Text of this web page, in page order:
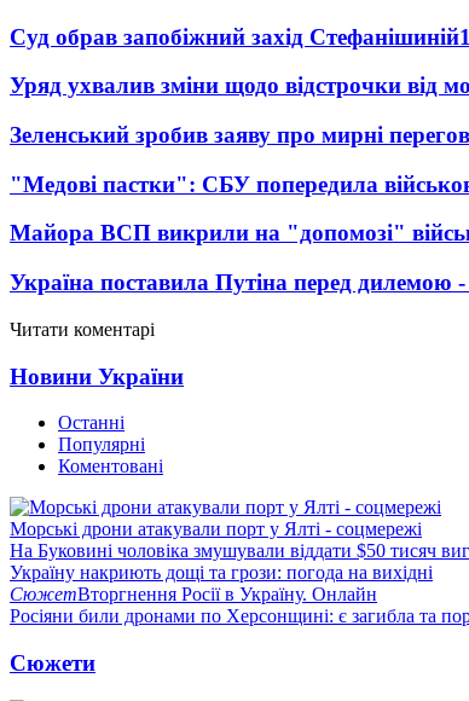
Суд обрав запобіжний захід Стефанішиній
Уряд ухвалив зміни щодо відстрочки від
Зеленський зробив заяву про мирні
"Медові пастки": СБУ попередила
Майора ВСП викрили на "допомозі"
Україна поставила Путіна перед дилемою
Читати коментарі
Новини України
Останні
Популярні
Коментовані
Морські дрони атакували порт у Ялті - соцмережі
На Буковині чоловіка змушували віддати $50 тисяч
Україну накриють дощі та грози: погода на вихідні
СюжетВторгнення Росії в Україну. Онлайн
Росіяни били дронами по Херсонщині: є загибла та
Сюжети